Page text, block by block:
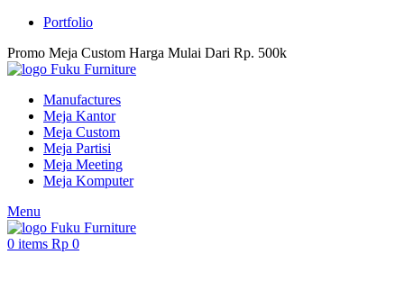
Portfolio
Promo Meja Custom Harga Mulai Dari Rp. 500k
Manufactures
Meja Kantor
Meja Custom
Meja Partisi
Meja Meeting
Meja Komputer
Menu
0 items Rp 0